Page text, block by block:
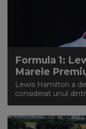
Formula 1:
Marele
Lewis Hamilton a
considerat unul